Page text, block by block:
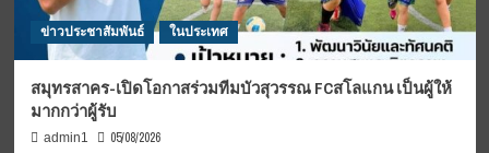
ข่าวประชาสัมพันธ์ ในประเทศ
สมุทรสาคร-เปิดโอกาสร่วมทีมบัวสุวรรณ FCสโลแกน เป็นผู้ให้
มากกว่าผู้รับ
admin1 05/08/2026